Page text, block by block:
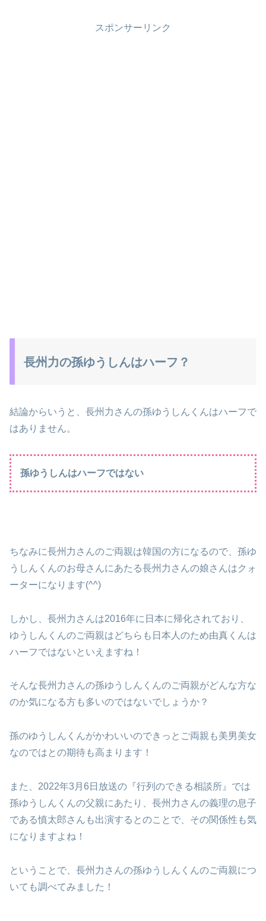
スポンサーリンク
長州力の孫ゆうしんはハーフ？
結論からいうと、長州力さんの孫ゆうしんくんはハーフで
はありません。
孫ゆうしんはハーフではない
ちなみに長州力さんのご両親は韓国の方になるので、孫ゆ
うしんくんのお母さんにあたる長州力さんの娘さんはクォ
ーターになります(^^)
しかし、長州力さんは2016年に日本に帰化されており、
ゆうしんくんのご両親はどちらも日本人のため由真くんは
ハーフではないといえますね！
そんな長州力さんの孫ゆうしんくんのご両親がどんな方な
のか気になる方も多いのではないでしょうか？
孫のゆうしんくんがかわいいのできっとご両親も美男美女
なのではとの期待も高まります！
また、2022年3月6日放送の『行列のできる相談所』では
孫ゆうしんくんの父親にあたり、長州力さんの義理の息子
である慎太郎さんも出演するとのことで、その関係性も気
になりますよね！
ということで、長州力さんの孫ゆうしんくんのご両親につ
いても調べてみました！